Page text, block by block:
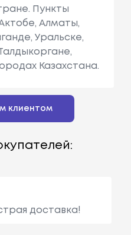
Пункты
Алматы,
Уральске,
Казахстана.
клиентом
доставка!